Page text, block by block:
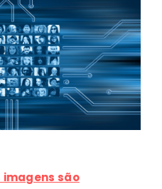
imagens são